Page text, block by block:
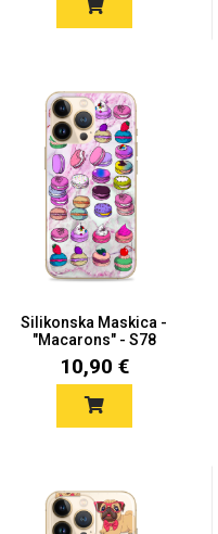
Silikonska Maskica -
"Macarons" - S78
10,90 €